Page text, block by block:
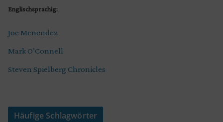
Englischsprachig:
Joe Menendez
Mark O’Connell
Steven Spielberg Chronicles
Häufige Schlagwörter